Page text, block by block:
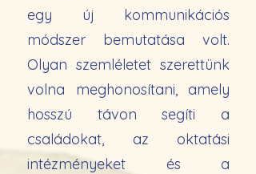
egy új kommunikációs
módszer bemutatása volt.
Olyan szemléletet szerettünk
volna meghonosítani, amely
hosszú távon segíti a
családokat, az oktatási
intézményeket és a